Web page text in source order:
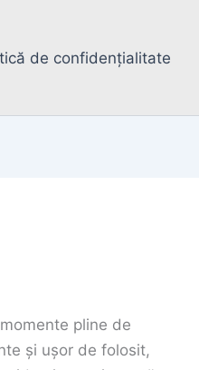
de confidențialitate
pline de
și ușor de folosit,